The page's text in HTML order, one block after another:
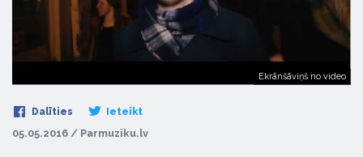
Ekrānšāviņš no video
Dalīties Ieteikt
05.05.2016 / Parmuziku.lv